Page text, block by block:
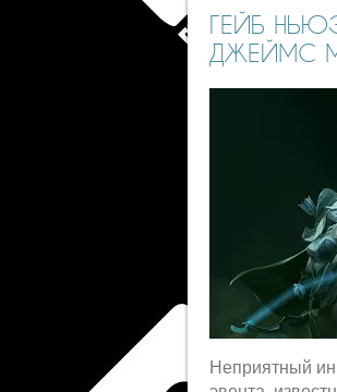
ГЕЙБ
ДЖЕЙМС
Неприятный